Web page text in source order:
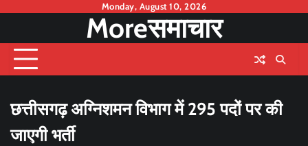
content
Monday, August 10, 2026
Moreसमाचार
छत्तीसगढ़ अग्निशमन विभाग में 295 पदों पर की
जाएगी भर्ती